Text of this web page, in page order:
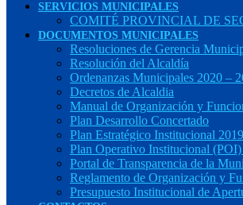
SERVICIOS MUNICIPALES
COMITÉ PROVINCIAL DE
DOCUMENTOS MUNICIPALES
Resoluciones de Gerencia
Resolución del Alcaldía
Ordenanzas Municipales 2020 –
Decretos de Alcaldia
Manual de Organización y
Plan Desarrollo Concertado
Plan Estratégico Institucional
Plan Operativo Institucional
Portal de Transparencia de la
Reglamento de Organización y
Presupuesto Institucional de